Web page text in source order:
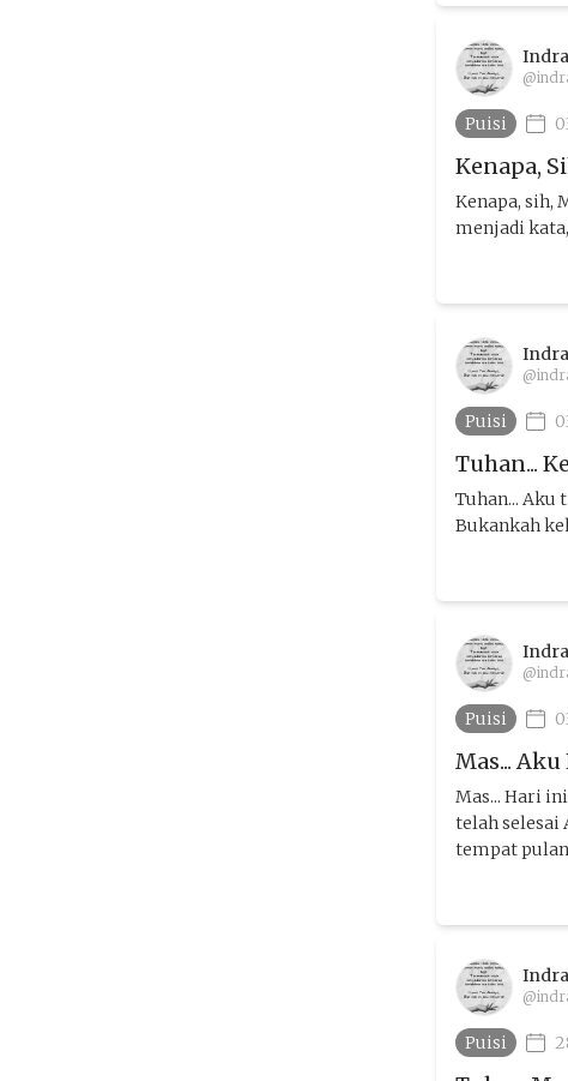
Puisi
Kenapa,
Kenapa, sih,
menjadi
Puisi
Tuhan...
Tuhan... Aku
Bukankah
Puisi
Mas... Aku
Mas... Hari
telah selesai
tempat
Puisi